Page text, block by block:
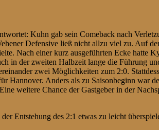
Kuhn gab sein Comeback nach
Defensive ließ nicht allzu viel zu. Auf
Nach einer kurz ausgeführten Ecke hatte
in der zweiten Halbzeit lange die Führung
zwei Möglichkeiten zum 2:0.
Hannover. Anders als zu Saisonbeginn war
weitere Chance der Gastgeber in der
Entstehung des 2:1 etwas zu leicht